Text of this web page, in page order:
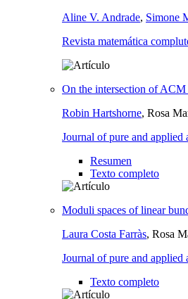
Aline V. Andrade, Simone
Revista matemática
On the intersection of ACM
Robin Hartshorne, Rosa
Journal of pure and applied
Resumen
Texto completo
Moduli spaces of linear
Laura Costa Farràs, Rosa
Journal of pure and applied
Texto completo